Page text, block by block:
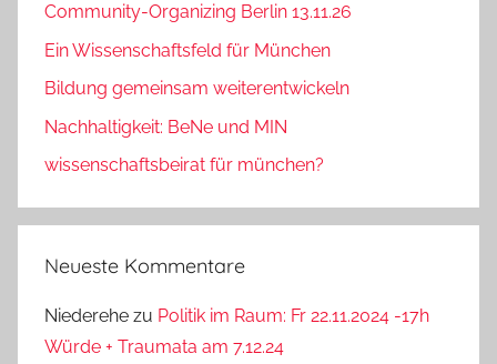
Community-Organizing Berlin 13.11.26
Ein Wissenschaftsfeld für München
Bildung gemeinsam weiterentwickeln
Nachhaltigkeit: BeNe und MIN
wissenschaftsbeirat für münchen?
Neueste Kommentare
Niederehe zu Politik im Raum: Fr 22.11.2024 -17h
Würde + Traumata am 7.12.24